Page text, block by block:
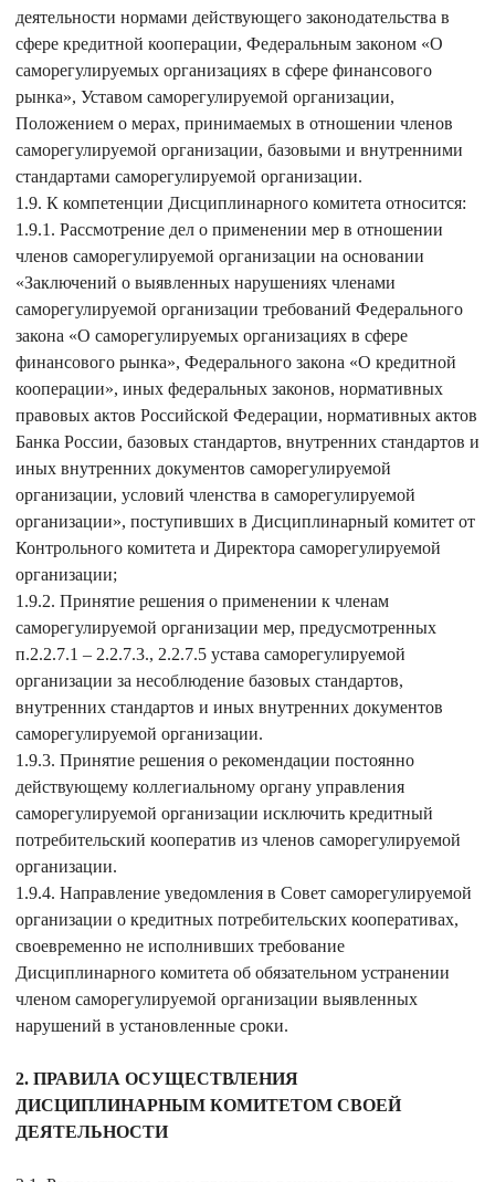
деятельности нормами действующего законодательства в
сфере кредитной кооперации, Федеральным законом «О
саморегулируемых организациях в сфере финансового
рынка», Уставом саморегулируемой организации,
Положением о мерах, принимаемых в отношении членов
саморегулируемой организации, базовыми и внутренними
стандартами саморегулируемой организации.
1.9. К компетенции Дисциплинарного комитета относится:
1.9.1. Рассмотрение дел о применении мер в отношении
членов саморегулируемой организации на основании
«Заключений о выявленных нарушениях членами
саморегулируемой организации требований Федерального
закона «О саморегулируемых организациях в сфере
финансового рынка», Федерального закона «О кредитной
кооперации», иных федеральных законов, нормативных
правовых актов Российской Федерации, нормативных актов
Банка России, базовых стандартов, внутренних стандартов и
иных внутренних документов саморегулируемой
организации, условий членства в саморегулируемой
организации», поступивших в Дисциплинарный комитет от
Контрольного комитета и Директора саморегулируемой
организации;
1.9.2. Принятие решения о применении к членам
саморегулируемой организации мер, предусмотренных
п.2.2.7.1 – 2.2.7.3., 2.2.7.5 устава саморегулируемой
организации за несоблюдение базовых стандартов,
внутренних стандартов и иных внутренних документов
саморегулируемой организации.
1.9.3. Принятие решения о рекомендации постоянно
действующему коллегиальному органу управления
саморегулируемой организации исключить кредитный
потребительский кооператив из членов саморегулируемой
организации.
1.9.4. Направление уведомления в Совет саморегулируемой
организации о кредитных потребительских кооперативах,
своевременно не исполнивших требование
Дисциплинарного комитета об обязательном устранении
членом саморегулируемой организации выявленных
нарушений в установленные сроки.
2. ПРАВИЛА ОСУЩЕСТВЛЕНИЯ
ДИСЦИПЛИНАРНЫМ КОМИТЕТОМ СВОЕЙ
ДЕЯТЕЛЬНОСТИ